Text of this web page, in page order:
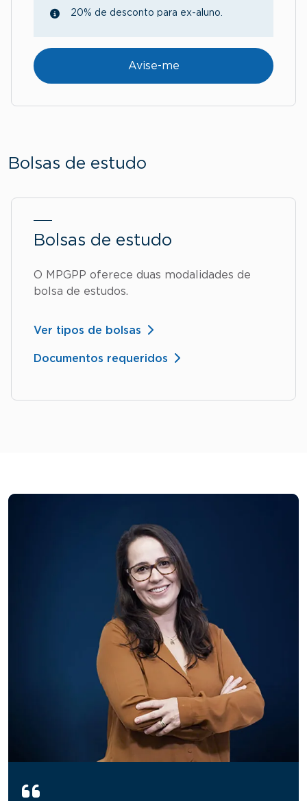
20% de desconto para ex-aluno.
Avise-me
Bolsas de estudo
Bolsas de estudo
O MPGPP oferece duas modalidades de
bolsa de estudos.
Ver tipos de bolsas
Documentos requeridos